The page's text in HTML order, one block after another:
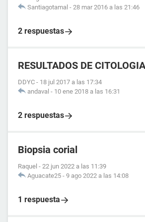
Santiagotamal - 28 mar 2016 a las 21:46
2 respuestas
RESULTADOS DE CITOLOGIA
DDYC - 18 jul 2017 a las 17:34
andaval - 10 ene 2018 a las 16:31
2 respuestas
Biopsia corial
Raquel - 22 jun 2022 a las 11:39
Aguacate25 - 9 ago 2022 a las 14:08
1 respuesta